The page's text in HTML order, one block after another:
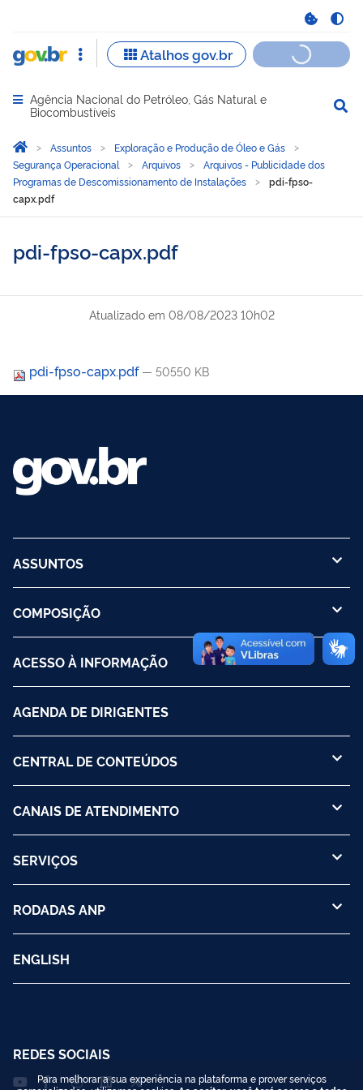
Abrir menu principal de navegação
Agência Nacional do Petróleo, Gás Natural e
Biocombustíveis
Você está aqui:
Página Inicial
Assuntos
Exploração e Produção de Óleo e Gás
Segurança Operacional
Arquivos
Arquivos - Publicidade dos
Programas de Descomissionamento de Instalações
pdi-fpso-
capx.pdf
pdi-fpso-capx.pdf
Atualizado em 08/08/2023 10h02
pdi-fpso-capx.pdf — 50550 KB
ASSUNTOS
COMPOSIÇÃO
ACESSO À INFORMAÇÃO
AGENDA DE DIRIGENTES
CENTRAL DE CONTEÚDOS
CANAIS DE ATENDIMENTO
SERVIÇOS
RODADAS ANP
ENGLISH
REDES SOCIAIS
Para melhorar a sua experiência na plataforma e prover serviços